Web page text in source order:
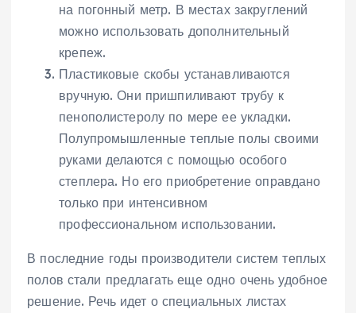
на погонный метр. В местах закруглений
можно использовать дополнительный
крепеж.
Пластиковые скобы устанавливаются
вручную. Они пришпиливают трубу к
пенополистеролу по мере ее укладки.
Полупромышленные теплые полы своими
руками делаются с помощью особого
степлера. Но его приобретение оправдано
только при интенсивном
профессиональном использовании.
В последние годы производители систем теплых
полов стали предлагать еще одно очень удобное
решение. Речь идет о специальных листах